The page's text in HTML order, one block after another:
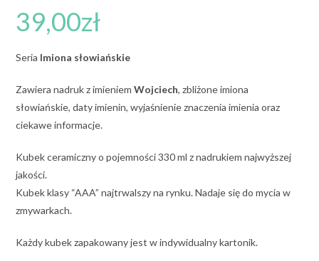
39,00zł
Seria Imiona słowiańskie
Zawiera nadruk z imieniemWojciech, zbliżone imiona
słowiańskie, daty imienin, wyjaśnienie znaczenia imienia oraz
ciekawe informacje.
Kubek ceramiczny o pojemności 330 ml z nadrukiem najwyższej
jakości.
Kubek klasy “AAA” najtrwalszy na rynku. Nadaje się do mycia w
zmywarkach.
Każdy kubek zapakowany jest w indywidualny kartonik.